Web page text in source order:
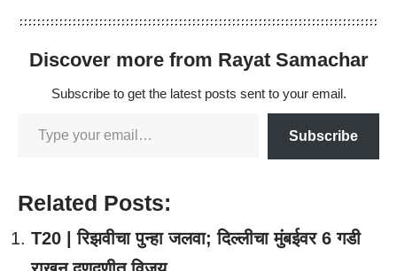
Discover more from Rayat Samachar
Subscribe to get the latest posts sent to your email.
Subscribe
Related Posts:
T20 | रिझवीचा पुन्हा जलवा; दिल्लीचा मुंबईवर 6 गडी